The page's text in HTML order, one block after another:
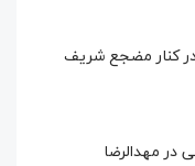
کنار مضجع شریف
در مهدالرضا